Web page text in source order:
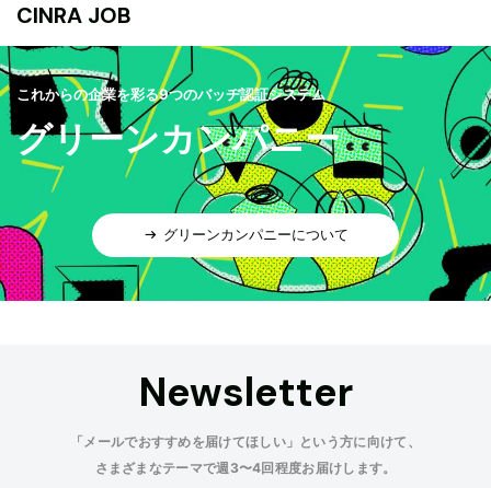
CINRA JOB
これからの企業を彩る9つのバッヂ認証システム
グリーンカンパニー
グリーンカンパニーについて
Newsletter
「メールでおすすめを届けてほしい」という方に向けて、
さまざまなテーマで週3〜4回程度お届けします。